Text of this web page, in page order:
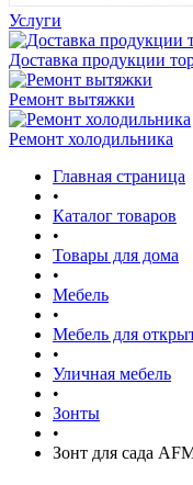
Услуги
Доставка продукции
Ремонт вытяжки
Ремонт холодильника
Главная страница
•
Каталог товаров
•
Товары для дома
•
Мебель
•
Мебель для
•
Уличная мебель
•
Зонты
•
Зонт для сада